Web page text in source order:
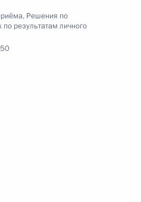
временно
службы
Бережной провёл
, Решения по
результатам личного